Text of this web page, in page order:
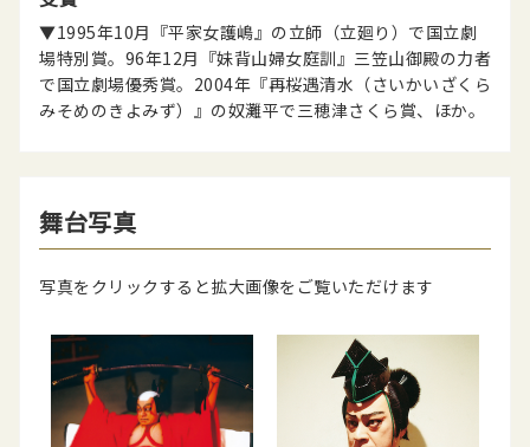
▼1995年10月『平家女護嶋』の立師（立廻り）で国立劇
場特別賞。96年12月『妹背山婦女庭訓』三笠山御殿の力者
で国立劇場優秀賞。2004年『再桜遇清水（さいかいざくら
みそめのきよみず）』の奴灘平で三穂津さくら賞、ほか。
舞台写真
写真をクリックすると拡大画像をご覧いただけます